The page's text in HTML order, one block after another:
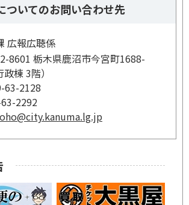
ついてのお問い合わせ先
広報広聴係
8601 栃木県鹿沼市今宮町1688-
棟 3階）
63-2128
2292